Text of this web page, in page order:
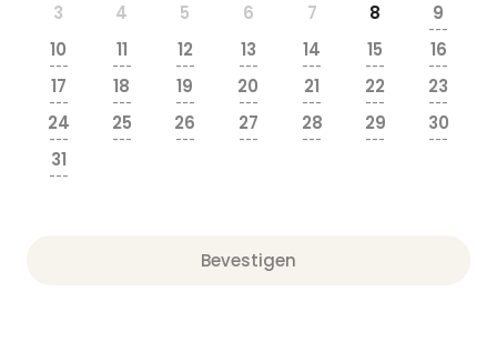
3
4 5 6 7 8 9
---
10
---
11
---
12
---
13
---
14
---
15
---
16
---
17
---
18
---
19
---
20
---
21
---
22
---
23
---
24
---
25
---
26
---
27
---
28
---
29
---
30
---
31
---
Bevestigen